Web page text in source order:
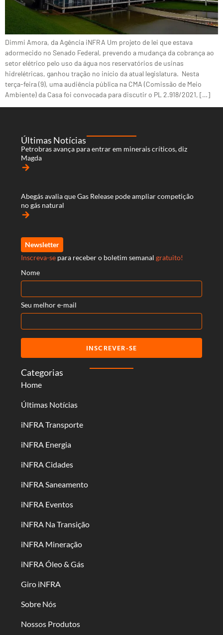
Dimmi Amora, da Agência iNFRA Um projeto de lei que estava
adormecido no Senado Federal, prevendo a mudança da cobrança ao
setor elétrico pelo uso da água nos reservatórios de usinas
hidrelétricas, ganhou tração no início da atual legislatura. Nesta
terça-feira (9), uma audiência pública na CMA (Comissão de Meio
Ambiente) da Casa foi convocada para discutir o PL 2.918/2021, […]
Categorias
Home
Últimas Notícias
iNFRA Transporte
iNFRA Energia
iNFRA Cidades
iNFRA Saneamento
iNFRA Eventos
iNFRA Na Transição
iNFRA Mineração
iNFRA Óleo & Gás
Giro iNFRA
Sobre Nós
Nossos Produtos
Últimas Notícias
Petrobras avança para entrar em minerais críticos, diz
Magda
arrow_forward
Abegás avalia que Gas Release pode ampliar competição
no gás natural
arrow_forward
Newsletter
Inscreva-se para receber o boletim semanal gratuito!
Nome
Seu melhor e-mail
INSCREVER-SE